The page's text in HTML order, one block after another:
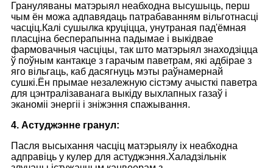
Грануляваны матэрыял неабходна высушыць, перш
чым ён можа адпавядаць патрабаванням вільготнасці
часціц.Калі сушылка круціцца, унутраная пад'ёмная
пласціна бесперапынна падымае і выкідвае
фармовачныя часціцы, так што матэрыял знаходзіцца
ў поўным кантакце з гарачым паветрам, які адбірае з
яго вільгаць, каб дасягнуць мэты раўнамернай
сушкі.Ён прымае незалежную сістэму ачысткі паветра
для цэнтралізаванага выкіду выхлапных газаў і
эканоміі энергіі і зніжэння спажывання.
4. Астуджэнне гранул:
Пасля высыхання часціц матэрыялу іх неабходна
адправіць у кулер для астуджэння.Халадзільнік